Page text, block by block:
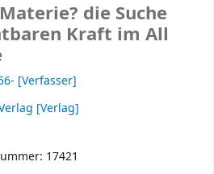
die Suche
Kraft im All
[Verfasser]
[Verlag]
17421